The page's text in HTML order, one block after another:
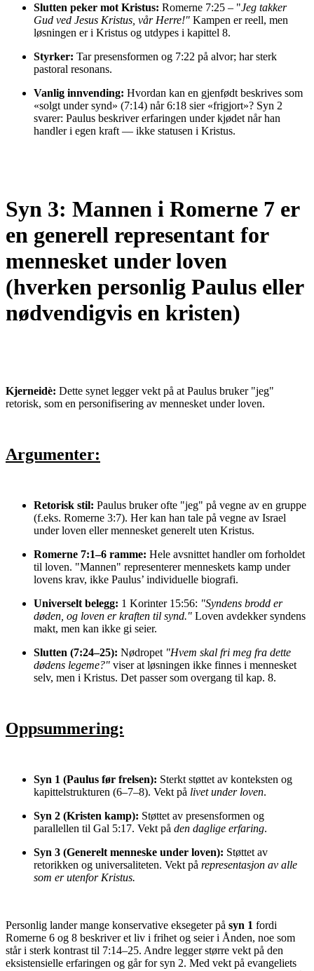
Slutten peker mot Kristus: Romerne 7:25 – "Jeg takker
Gud ved Jesus Kristus, vår Herre!" Kampen er reell, men
løsningen er i Kristus og utdypes i kapittel 8.
Styrker: Tar presensformen og 7:22 på alvor; har sterk
pastoral resonans.
Vanlig innvending: Hvordan kan en gjenfødt beskrives som
«solgt under synd» (7:14) når 6:18 sier «frigjort»? Syn 2
svarer: Paulus beskriver erfaringen under kjødet når han
handler i egen kraft — ikke statusen i Kristus.
Syn 3: Mannen i Romerne 7 er
en generell representant for
mennesket under loven
(hverken personlig Paulus eller
nødvendigvis en kristen)
Kjerneidè: Dette synet legger vekt på at Paulus bruker "jeg"
retorisk, som en personifisering av mennesket under loven.
Argumenter:
Retorisk stil: Paulus bruker ofte "jeg" på vegne av en gruppe
(f.eks. Romerne 3:7). Her kan han tale på vegne av Israel
under loven eller mennesket generelt uten Kristus.
Romerne 7:1–6 ramme: Hele avsnittet handler om forholdet
til loven. "Mannen" representerer menneskets kamp under
lovens krav, ikke Paulus’ individuelle biografi.
Universelt belegg: 1 Korinter 15:56: "Syndens brodd er
døden, og loven er kraften til synd." Loven avdekker syndens
makt, men kan ikke gi seier.
Slutten (7:24–25): Nødropet "Hvem skal fri meg fra dette
dødens legeme?" viser at løsningen ikke finnes i mennesket
selv, men i Kristus. Det passer som overgang til kap. 8.
Oppsummering:
Syn 1 (Paulus før frelsen): Sterkt støttet av konteksten og
kapittelstrukturen (6–7–8). Vekt på livet under loven.
Syn 2 (Kristen kamp): Støttet av presensformen og
parallellen til Gal 5:17. Vekt på den daglige erfaring.
Syn 3 (Generelt menneske under loven): Støttet av
retorikken og universaliteten. Vekt på representasjon av alle
som er utenfor Kristus.
Personlig lander mange konservative eksegeter på syn 1 fordi
Romerne 6 og 8 beskriver et liv i frihet og seier i Ånden, noe som
står i sterk kontrast til 7:14–25. Andre legger større vekt på den
eksistensielle erfaringen og går for syn 2. Med vekt på evangeliets